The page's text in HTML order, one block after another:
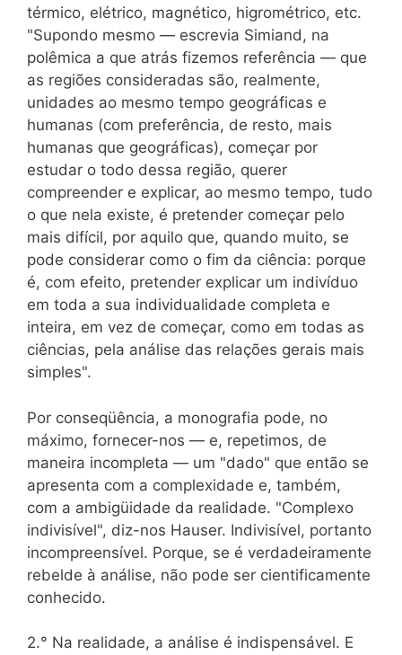
térmico, elétrico, magnético, higrométrico, etc.
"Supondo mesmo — escrevia Simiand, na
polêmica a que atrás fizemos referência — que
as regiões consideradas são, realmente,
unidades ao mesmo tempo geográficas e
humanas (com preferência, de resto, mais
humanas que geográficas), começar por
estudar o todo dessa região, querer
compreender e explicar, ao mesmo tempo, tudo
o que nela existe, é pretender começar pelo
mais difícil, por aquilo que, quando muito, se
pode considerar como o fim da ciência: porque
é, com efeito, pretender explicar um indivíduo
em toda a sua individualidade completa e
inteira, em vez de começar, como em todas as
ciências, pela análise das relações gerais mais
simples".
Por conseqüência, a monografia pode, no
máximo, fornecer-nos — e, repetimos, de
maneira incompleta — um "dado" que então se
apresenta com a complexidade e, também,
com a ambigüidade da realidade. "Complexo
indivisível", diz-nos Hauser. Indivisível, portanto
incompreensível. Porque, se é verdadeiramente
rebelde à análise, não pode ser cientificamente
conhecido.
2.° Na realidade, a análise é indispensável. E